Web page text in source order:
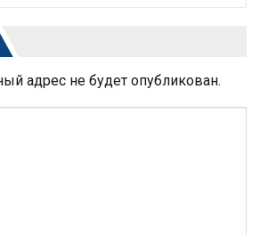
адрес не будет опубликован.